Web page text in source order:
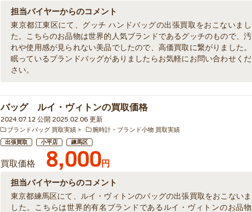
担当バイヤーからのコメント
東京都江東区にて、グッチ ハンドバッグの出張買取をおこないまし
た。こちらのお品物は世界的人気ブランドであるグッチのもので、汚
れや使用感が見られない美品でしたので、高価買取に繋がりました。
眠っているブランドバッグがありましたらお気軽にお問い合わせくだ
さい。
バッグ ルイ・ヴィトンの買取価格
2024.07.12 公開 2025.02.06 更新
ブランドバッグ 買取実績 腕時計・ブランド小物 買取実績
出張買取 小平店 練馬区
買取価格 8,000円
担当バイヤーからのコメント
東京都練馬区にて、ルイ・ヴィトンのバッグの出張買取をおこないま
した。こちらは世界的有名ブランドであるルイ・ヴィトンのお品物